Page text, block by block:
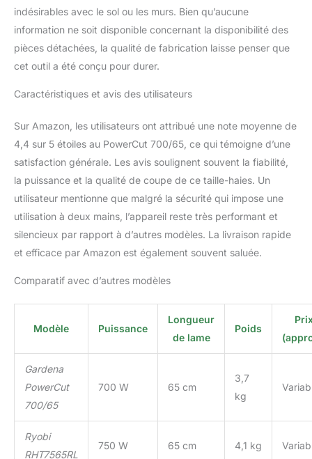
indésirables avec le sol ou les murs. Bien qu’aucune
information ne soit disponible concernant la disponibilité des
pièces détachées, la qualité de fabrication laisse penser que
cet outil a été conçu pour durer.
Caractéristiques et avis des utilisateurs
Sur Amazon, les utilisateurs ont attribué une note moyenne de
4,4 sur 5 étoiles au PowerCut 700/65, ce qui témoigne d’une
satisfaction générale. Les avis soulignent souvent la fiabilité,
la puissance et la qualité de coupe de ce taille-haies. Un
utilisateur mentionne que malgré la sécurité qui impose une
utilisation à deux mains, l’appareil reste très performant et
silencieux par rapport à d’autres modèles. La livraison rapide
et efficace par Amazon est également souvent saluée.
Comparatif avec d’autres modèles
Modèle Puissance
Longueur
de lame
Poids
Gardena
PowerCut
700/65
700 W 65 cm
3,7
kg
Ryobi
RHT7565RL
750 W 65 cm 4,1 kg